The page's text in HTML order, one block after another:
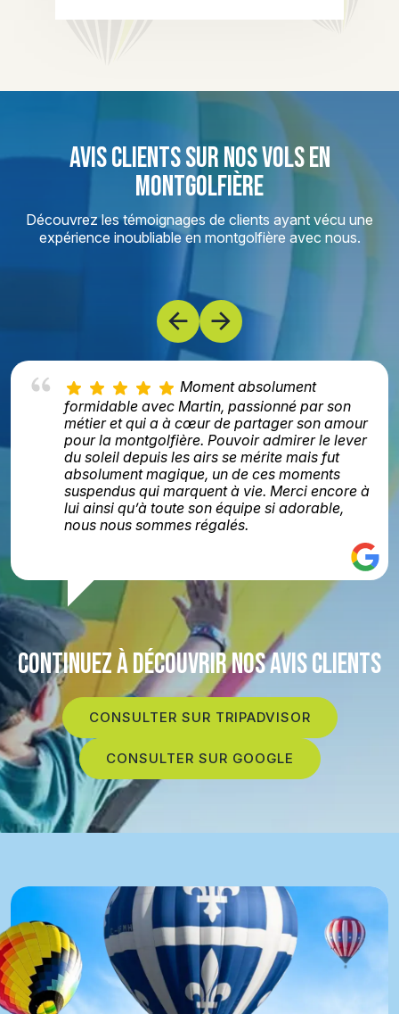
AVIS CLIENTS SUR NOS VOLS EN
MONTGOLFIÈRE
Découvrez les témoignages de clients ayant vécu une
expérience inoubliable en montgolfière avec nous.
Moment absolument
formidable avec Martin, passionné par son
métier et qui a à cœur de partager son amour
pour la montgolfière. Pouvoir admirer le lever
du soleil depuis les airs se mérite mais fut
absolument magique, un de ces moments
suspendus qui marquent à vie. Merci encore à
lui ainsi qu’à toute son équipe si adorable,
nous nous sommes régalés.
CONTINUEZ À DÉCOUVRIR NOS AVIS CLIENTS
CONSULTER SUR TRIPADVISOR
CONSULTER SUR GOOGLE